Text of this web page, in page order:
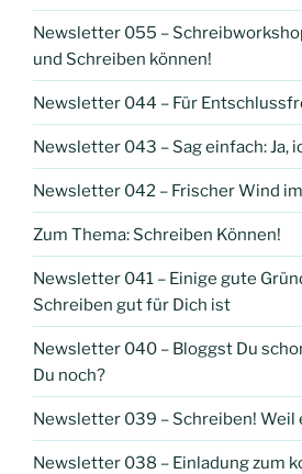
Newsletter 055 –
und Schreiben können!
Newsletter 044 – Für
Newsletter 043 – Sag einfach: Ja,
Newsletter 042 – Frischer Wind
Zum Thema: Schreiben Können!
Newsletter 041 – Einige gute
Schreiben gut für Dich ist
Newsletter 040 – Bloggst Du
Du noch?
Newsletter 039 – Schreiben! Weil
Newsletter 038 – Einladung zum